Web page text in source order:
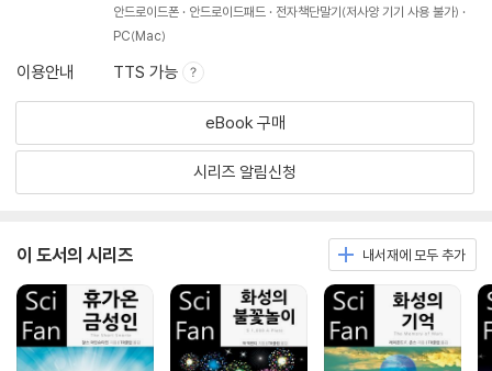
안드로이드폰
안드로이드패드
전자책단말기(저사양 기기 사용 불가)
PC(Mac)
이용안내 TTS 가능
eBook 구매
시리즈 알림신청
이 도서의 시리즈 내서재에 모두 추가